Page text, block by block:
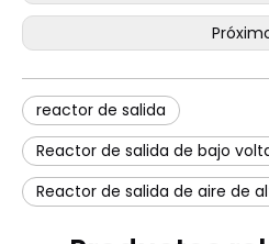
reactor de salida
Reactor de salida de bajo
Reactor de salida de aire de